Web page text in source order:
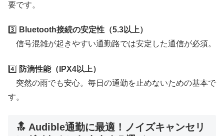
要です。
3️⃣ Bluetooth接続の安定性（5.3以上）
信号混雑が起きやすい通勤路では安定した通信が必須。
4️⃣ 防滴性能（IPX4以上）
突然の雨でも安心。毎日の通勤を止めないための基本で
す。
🔝 Audible通勤に最適！ノイズキャンセリ